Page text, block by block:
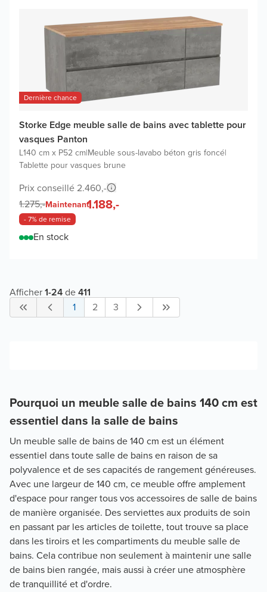
Dernière chance
Storke Edge meuble salle de bains avec tablette pour
vasques Panton
L140 cm x P52 cm|Meuble sous-lavabo béton gris foncé|
Tablette pour vasques brune
Prix conseillé 2.460,-
1.275,-Maintenant1.188,-
- 7% de remise
En stock
Afficher1-24de411
1
2 3
Pourquoi un meuble salle de bains 140 cm est
essentiel dans la salle de bains
Un meuble salle de bains de 140 cm est un élément
essentiel dans toute salle de bains en raison de sa
polyvalence et de ses capacités de rangement généreuses.
Avec une largeur de 140 cm, ce meuble offre amplement
d'espace pour ranger tous vos accessoires de salle de bains
de manière organisée. Des serviettes aux produits de soin
en passant par les articles de toilette, tout trouve sa place
dans les tiroirs et les compartiments du meuble salle de
bains. Cela contribue non seulement à maintenir une salle
de bains bien rangée, mais aussi à créer une atmosphère
de tranquillité et d'ordre.